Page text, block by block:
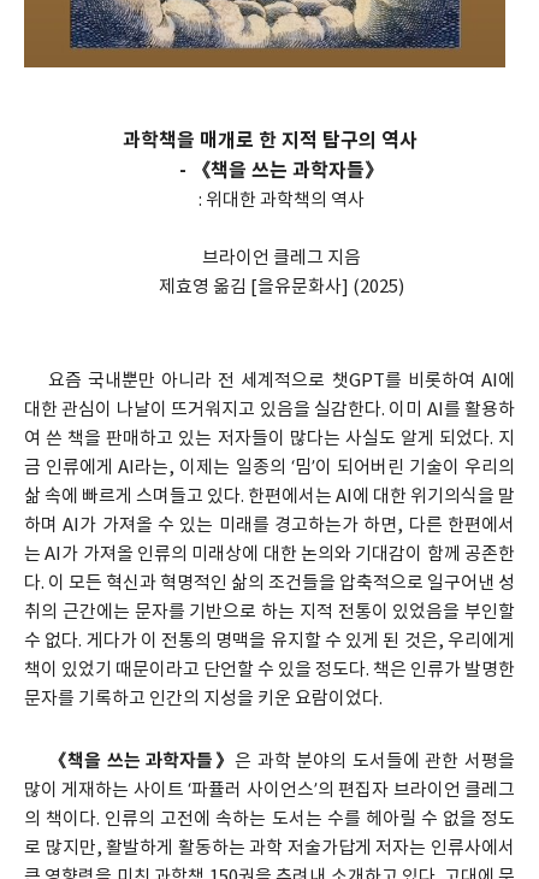
과학책을 매개로 한 지적 탐구의 역사
- 《책을 쓰는 과학자들》
: 위대한 과학책의 역사
브라이언 클레그 지음
제효영 옮김 [을유문화사] (2025)
요즘 국내뿐만 아니라 전 세계적으로 챗GPT를 비롯하여 AI에
대한 관심이 나날이 뜨거워지고 있음을 실감한다. 이미 AI를 활용하
여 쓴 책을 판매하고 있는 저자들이 많다는 사실도 알게 되었다. 지
금 인류에게 AI라는, 이제는 일종의 ‘밈’이 되어버린 기술이 우리의
삶 속에 빠르게 스며들고 있다. 한편에서는 AI에 대한 위기의식을 말
하며 AI가 가져올 수 있는 미래를 경고하는가 하면, 다른 한편에서
는 AI가 가져올 인류의 미래상에 대한 논의와 기대감이 함께 공존한
다. 이 모든 혁신과 혁명적인 삶의 조건들을 압축적으로 일구어낸 성
취의 근간에는 문자를 기반으로 하는 지적 전통이 있었음을 부인할
수 없다. 게다가 이 전통의 명맥을 유지할 수 있게 된 것은, 우리에게
책이 있었기 때문이라고 단언할 수 있을 정도다. 책은 인류가 발명한
문자를 기록하고 인간의 지성을 키운 요람이었다.
《책을 쓰는 과학자들》은 과학 분야의 도서들에 관한 서평을
많이 게재하는 사이트 ‘파퓰러 사이언스’의 편집자 브라이언 클레그
의 책이다. 인류의 고전에 속하는 도서는 수를 헤아릴 수 없을 정도
로 많지만, 활발하게 활동하는 과학 저술가답게 저자는 인류사에서